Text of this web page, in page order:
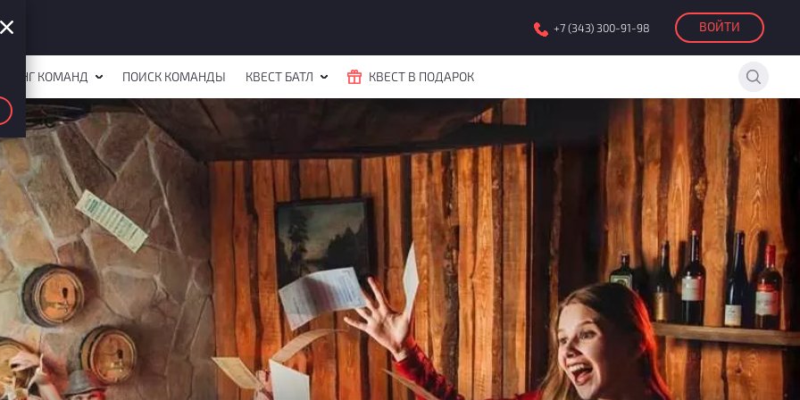
+7 (343) 300-91-98 ВОЙТИ
КОМАНД ПОИСК КОМАНДЫ КВЕСТ БАТЛ КВЕСТ В ПОДАРОК